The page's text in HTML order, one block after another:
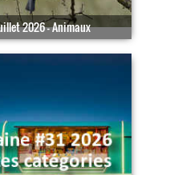
2026 - Animaux